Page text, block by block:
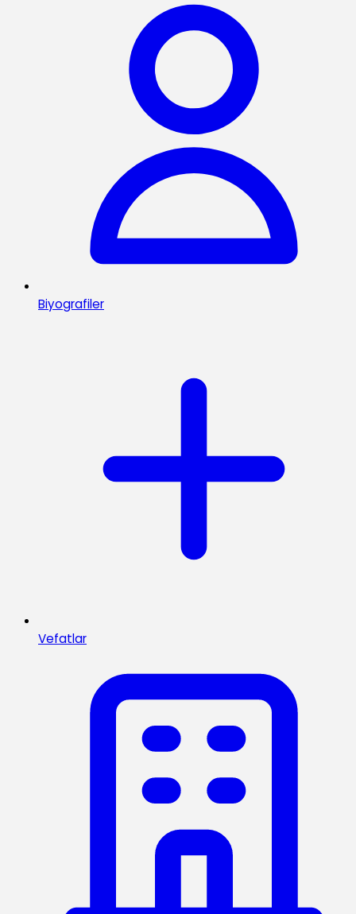
Biyografiler
Vefatlar